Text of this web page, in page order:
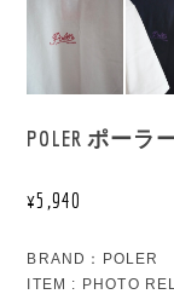
POLER ポーラー
¥5,940
BRAND：POLER
ITEM : PHOTO